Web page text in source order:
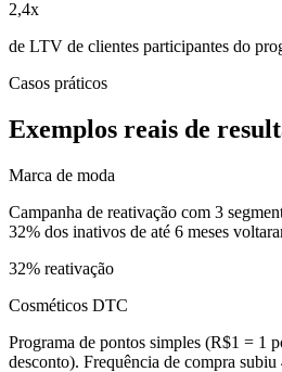
2,4x
de LTV de clientes participantes do
Casos práticos
Exemplos reais de
Marca de moda
Campanha de reativação com 3
32% dos inativos de até 6 meses
32% reativação
Cosméticos DTC
Programa de pontos simples (R$1 = 1
desconto). Frequência de compra subiu